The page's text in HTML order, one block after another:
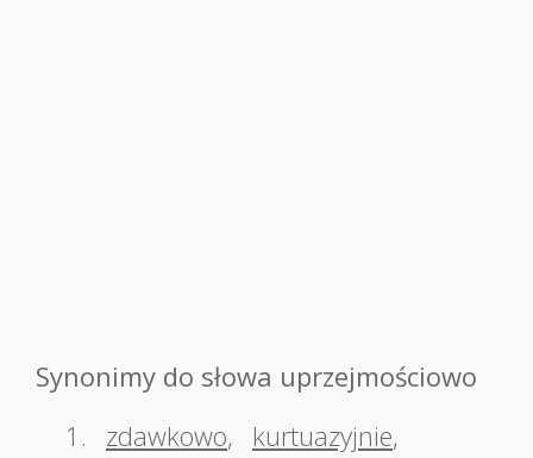
Synonimy do słowa uprzejmościowo
1.
zdawkowo, kurtuazyjnie,